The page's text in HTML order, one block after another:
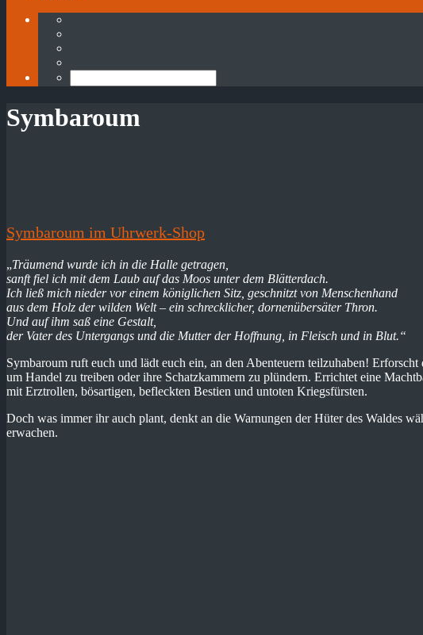
Symbaroum
Symbaroum im Uhrwerk-Shop
„Träumend wurde ich in die Halle getragen,
sanft fiel ich mit dem Laub auf das Moos unter dem Blätterdach.
Ich ließ mich nieder vor einem königlichen Sitz, geschnitzt von Menschenhand
aus dem Holz der wilden Welt – ein schrecklicher, dornenübersäter Thron.
Und auf ihm saß eine Gestalt,
der Vater des Untergangs und die Mutter der Hoffnung, in Fleisch und in Blut.“
Symbaroum ruft euch und lädt euch ein, an den Abenteuern teilzuhaben!
um Handel zu treiben oder ihre Schatzkammern zu plündern. Errichtet eine
mit Erztrollen, bösartigen, befleckten Bestien und untoten Kriegsfürsten.
Doch was immer ihr auch plant, denkt an die Warnungen der Hüter des Waldes
erwachen.